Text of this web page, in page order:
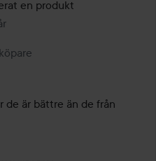
en produkt
anställd.
skapades 1 år
de är bättre än de från